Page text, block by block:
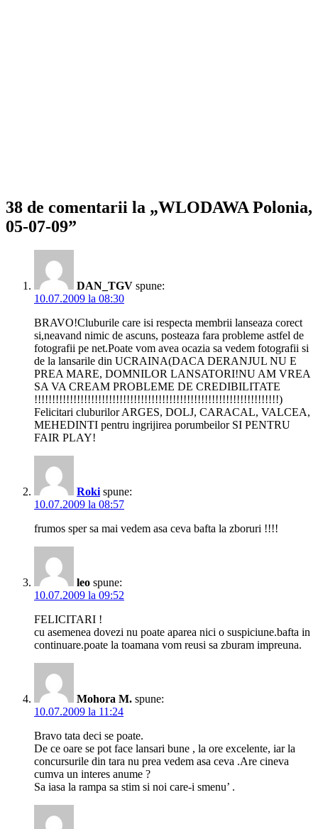
38 de comentarii la „WLODAWA Polonia,
05-07-09”
DAN_TGV spune:
10.07.2009 la 08:30
BRAVO!Cluburile care isi respecta membrii lanseaza corect
si,neavand nimic de ascuns, posteaza fara probleme astfel de
fotografii pe net.Poate vom avea ocazia sa vedem fotografii si
de la lansarile din UCRAINA(DACA DERANJUL NU E
PREA MARE, DOMNILOR LANSATORI!NU AM VREA
SA VA CREAM PROBLEME DE CREDIBILITATE
!!!!!!!!!!!!!!!!!!!!!!!!!!!!!!!!!!!!!!!!!!!!!!!!!!!!!!!!!!!!!!!!!!!!!)
Felicitari cluburilor ARGES, DOLJ, CARACAL, VALCEA,
MEHEDINTI pentru ingrijirea porumbeilor SI PENTRU
FAIR PLAY!
Roki spune:
10.07.2009 la 08:57
frumos sper sa mai vedem asa ceva bafta la zboruri !!!!
leo spune:
10.07.2009 la 09:52
FELICITARI !
cu asemenea dovezi nu poate aparea nici o suspiciune.bafta in
continuare.poate la toamana vom reusi sa zburam impreuna.
Mohora M. spune:
10.07.2009 la 11:24
Bravo tata deci se poate.
De ce oare se pot face lansari bune , la ore excelente, iar la
concursurile din tara nu prea vedem asa ceva .Are cineva
cumva un interes anume ?
Sa iasa la rampa sa stim si noi care-i smenu’ .